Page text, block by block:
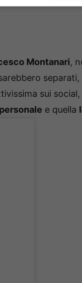
Montanari,
sui
e quella